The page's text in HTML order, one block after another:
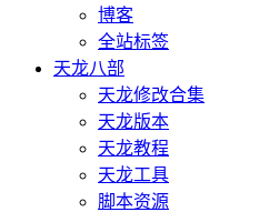
博客
全站标签
天龙八部
天龙修改合集
天龙版本
天龙教程
天龙工具
脚本资源